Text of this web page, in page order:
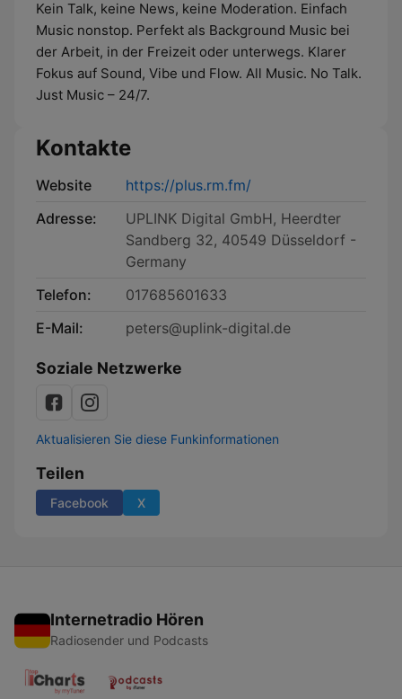
Kein Talk, keine News, keine Moderation. Einfach
Music nonstop. Perfekt als Background Music bei
der Arbeit, in der Freizeit oder unterwegs. Klarer
Fokus auf Sound, Vibe und Flow. All Music. No Talk.
Just Music – 24/7.
Kontakte
Website
https://plus.rm.fm/
Adresse:
UPLINK Digital GmbH, Heerdter
Sandberg 32, 40549 Düsseldorf -
Germany
Telefon:
017685601633
E-Mail:
peters@uplink-digital.de
Soziale Netzwerke
Aktualisieren Sie diese Funkinformationen
Teilen
Facebook X
Internetradio Hören
Radiosender und Podcasts